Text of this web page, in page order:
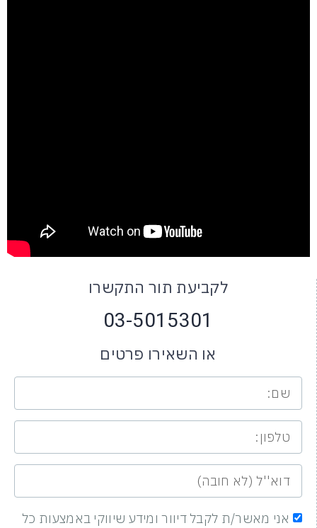
לקביעת תור התקשרו
03-5015301
או השאירו פרטים
אני מאשר/ת לקבל דיוור ומידע שיווקי באמצעות כל